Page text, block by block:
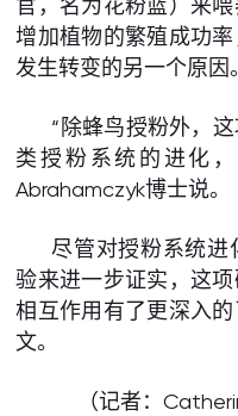
官，名为花粉篮）来
增加植物的繁殖成功
发生转变的另一个原因。
“除蜂鸟授粉外，
类授粉系统的进化
Abrahamczyk博士说。
尽管对授粉系统进
验来进一步证实，这
相互作用有了更深入
文。
（记者：